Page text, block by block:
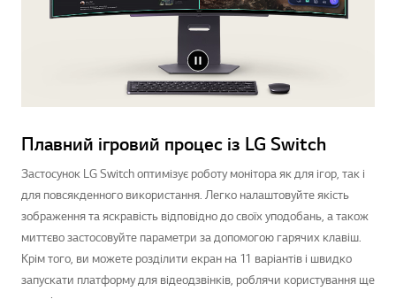
Плавний ігровий процес із LG Switch
Застосунок LG Switch оптимізує роботу монітора як для ігор, так і
для повсякденного використання. Легко налаштовуйте якість
зображення та яскравість відповідно до своїх уподобань, а також
миттєво застосовуйте параметри за допомогою гарячих клавіш.
Крім того, ви можете розділити екран на 11 варіантів і швидко
запускати платформу для відеодзвінків, роблячи користування ще